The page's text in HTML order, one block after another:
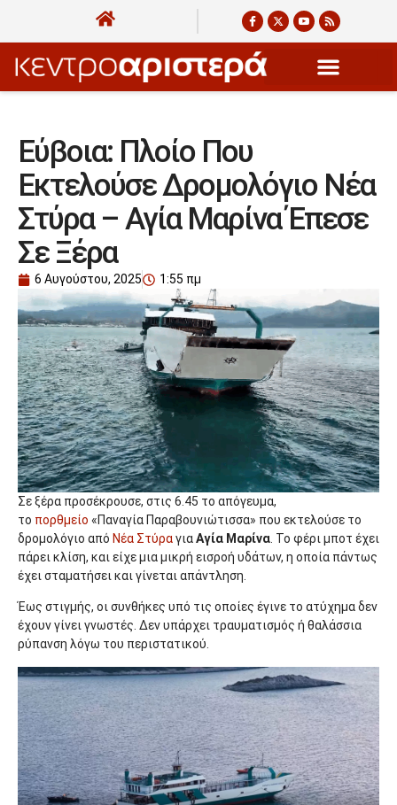
Εύβοια: Πλοίο Που
Εκτελούσε Δρομολόγιο Νέα
Στύρα – Αγία Μαρίνα Έπεσε
Σε Ξέρα
6 Αυγούστου, 2025 1:55 πμ
Σε ξέρα προσέκρουσε, στις 6.45 το απόγευμα,
το πορθμείο «Παναγία Παραβουνιώτισσα» που εκτελούσε το
δρομολόγιο από Νέα ΣτύραγιαΑγία Μαρίνα . Το φέρι μποτ έχει
πάρει κλίση, και είχε μια μικρή εισροή υδάτων, η οποία πάντως
έχει σταματήσει και γίνεται απάντληση.
Έως στιγμής, οι συνθήκες υπό τις οποίες έγινε το ατύχημα δεν
έχουν γίνει γνωστές. Δεν υπάρχει τραυματισμός ή θαλάσσια
ρύπανση λόγω του περιστατικού.